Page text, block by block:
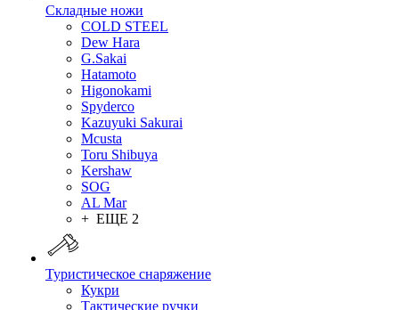
Складные ножи
COLD STEEL
Dew Hara
G.Sakai
Hatamoto
Higonokami
Spyderco
Kazuyuki Sakurai
Mcusta
Toru Shibuya
Kershaw
SOG
AL Mar
+ ЕЩЕ 2
Туристическое снаряжение
Кукри
Тактические ручки